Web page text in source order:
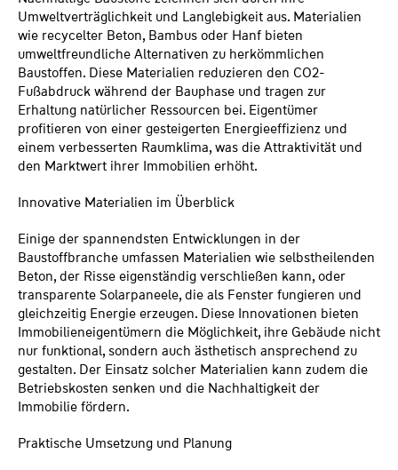
Umweltverträglichkeit und Langlebigkeit aus. Materialien
wie recycelter Beton, Bambus oder Hanf bieten
umweltfreundliche Alternativen zu herkömmlichen
Baustoffen. Diese Materialien reduzieren den CO2-
Fußabdruck während der Bauphase und tragen zur
Erhaltung natürlicher Ressourcen bei. Eigentümer
profitieren von einer gesteigerten Energieeffizienz und
einem verbesserten Raumklima, was die Attraktivität und
den Marktwert ihrer Immobilien erhöht.
Innovative Materialien im Überblick
Einige der spannendsten Entwicklungen in der
Baustoffbranche umfassen Materialien wie selbstheilenden
Beton, der Risse eigenständig verschließen kann, oder
transparente Solarpaneele, die als Fenster fungieren und
gleichzeitig Energie erzeugen. Diese Innovationen bieten
Immobilieneigentümern die Möglichkeit, ihre Gebäude nicht
nur funktional, sondern auch ästhetisch ansprechend zu
gestalten. Der Einsatz solcher Materialien kann zudem die
Betriebskosten senken und die Nachhaltigkeit der
Immobilie fördern.
Praktische Umsetzung und Planung